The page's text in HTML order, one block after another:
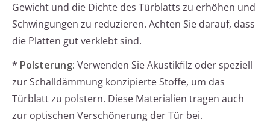
Gewicht und die Dichte des Türblatts zu erhöhen und
Schwingungen zu reduzieren. Achten Sie darauf, dass
die Platten gut verklebt sind.
* Polsterung: Verwenden Sie Akustikfilz oder speziell
zur Schalldämmung konzipierte Stoffe, um das
Türblatt zu polstern. Diese Materialien tragen auch
zur optischen Verschönerung der Tür bei.